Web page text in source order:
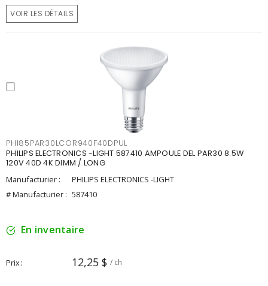
VOIR LES DÉTAILS
PHI85PAR30LCOR940F40DPUL
PHILIPS ELECTRONICS -LIGHT 587410 AMPOULE DEL PAR30 8.5W
120V 40D 4K DIMM / LONG
Manufacturier :
PHILIPS ELECTRONICS -LIGHT
# Manufacturier : 587410
En inventaire
Prix 12,25 $ / ch